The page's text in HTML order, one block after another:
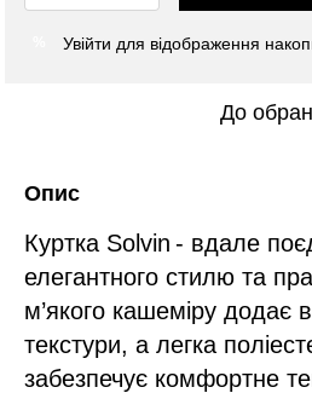
Увійти для відображення
До
Опис
Куртка Solvin - вдале
елегантного стилю та
м’якого кашеміру додає
текстури, а легка
забезпечує комфортне